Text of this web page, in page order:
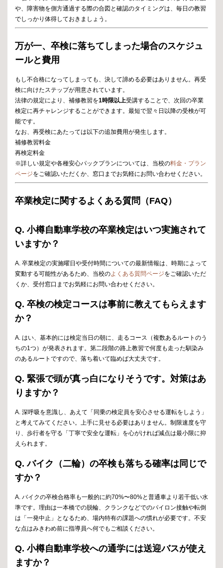
や、障害物を側方通過する際の合図と確認のタイミングは、毎日の教習
でしっかり体得しておきましょう。
万が一、卒検に落ちてしまった場合のスケジュ
ールと費用
もし不合格になってしまっても、決して諦める必要はありません。再受
検に向けたステップが用意されています。
法律の規定により、補修教習を1時限以上受講することで、次回の卒業
検定に再チャレンジすることができます。最短で翌々日以降の受検が可
能です。
なお、再受検にあたっては以下の追加費用が発生します。
補修教習料金
再検定料金
※詳しい規定や各種安心パックプランについては、当校の料金・プラン
ページをご確認いただくか、窓口までお気軽にお問い合わせください。
卒業検定に関するよくある質問（FAQ）
Q. 小樽自動車学校の卒業検定はいつ実施されて
いますか？
A. 卒業検定の実施曜日や受付時間についての最新情報は、時期によって
変動する可能性があるため、当校のよくある質問ページをご確認いただ
くか、受付窓口までお気軽にお問い合わせください。
Q. 卒検の検定コースは事前に教えてもらえます
か？
A. はい、基本的には検定当日の朝に、走るコース（複数あるルートのう
ちの1つ）が発表されます。第二段階の路上教習で何度も走った馴染み
のあるルートですので、落ち着いて臨めば大丈夫です。
Q. 緊張で頭が真っ白になりそうです。対策はあ
りますか？
A. 深呼吸を意識し、あえて「同乗の検定員を安心させる運転をしよう」
と考えてみてください。上手に見せる必要はありません。制限速度を守
り、歩行者を守る「丁寧で安全な運転」を心がければ減点は最小限に抑
えられます。
Q. バイク（二輪）の卒検も落ちる確率は同じで
すか？
A. バイクの卒検合格率も一般的に約70%〜80%と普通車より若干低い水
準です。理由は一本橋での脱輪、クランクなどでのパイロン接触や転倒
は「一発中止」となるため、場内特有の課題への慣れが必要です。不安
な点はみきわめ前に指導員へ何でもご相談ください。
Q. 小樽自動車学校への通学には送迎バスが使え
ますか？